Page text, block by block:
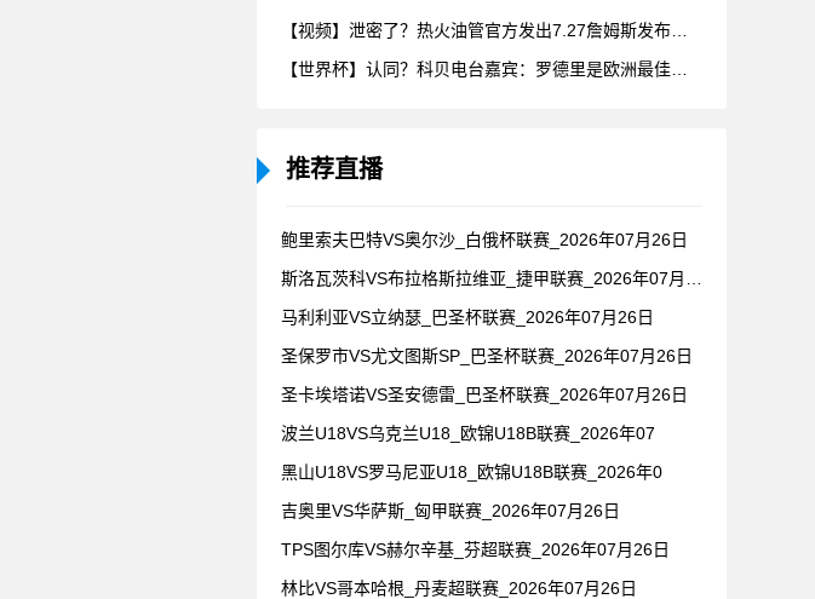
推荐直播
鲍里索夫巴特VS奥尔沙_白俄杯联赛_2026年07月26日
马利利亚VS立纳瑟_巴圣杯联赛_2026年07月26日
圣保罗市VS尤文图斯SP_巴圣杯联赛_2026年07月26日
圣卡埃塔诺VS圣安德雷_巴圣杯联赛_2026年07月26日
波兰U18VS乌克兰U18_欧锦U18B联赛_2026年07
黑山U18VS罗马尼亚U18_欧锦U18B联赛_2026年0
吉奥里VS华萨斯_匈甲联赛_2026年07月26日
TPS图尔库VS赫尔辛基_芬超联赛_2026年07月26日
林比VS哥本哈根_丹麦超联赛_2026年07月26日